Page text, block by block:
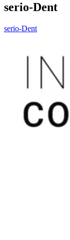
serio-Dent
serio-Dent